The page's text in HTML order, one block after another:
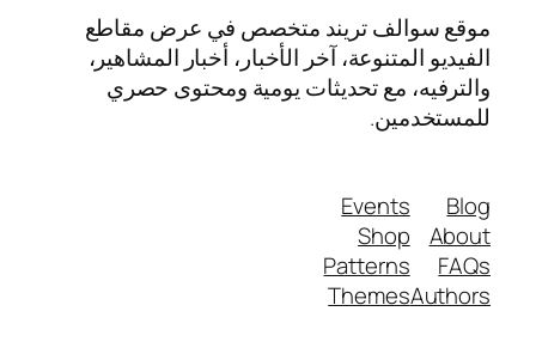
موقع سوالف تريند متخصص في عرض مقاطع
الفيديو المتنوعة، آخر الأخبار، أخبار المشاهير،
والترفيه، مع تحديثات يومية ومحتوى حصري
للمستخدمين.
Blog
About
FAQs
Authors
Events
Shop
Patterns
Themes